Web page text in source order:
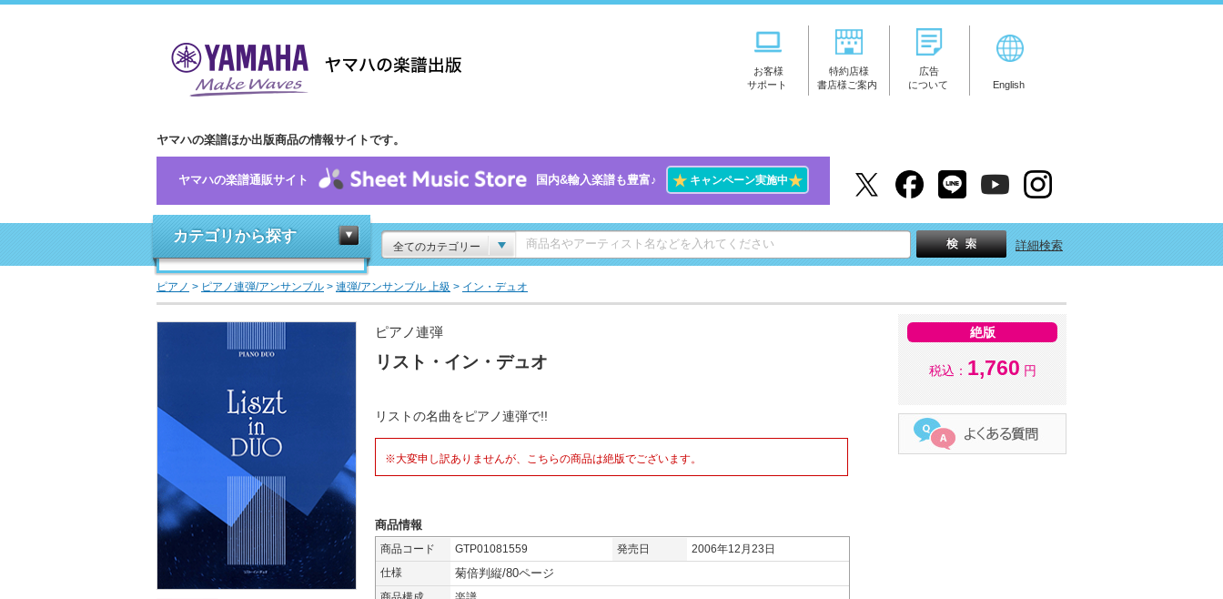
お客様
サポート
特約店様
書店様ご案内
広告
について
English
ヤマハの楽譜ほか出版商品の情報サイトです。
ヤマハの楽譜通販サイト 国内&輸入楽譜も豊富♪ ★キャンペーン実施中★
カテゴリから探す
全てのカテゴリー 詳細検索
ピアノ > ピアノ連弾/アンサンブル > 連弾/アンサンブル 上級 > イン・デュオ
ピアノ連弾
リスト・イン・デュオ
リストの名曲をピアノ連弾で!!
※大変申し訳ありませんが、こちらの商品は絶版でございます。
商品情報
商品コード GTP01081559 発売日
2006年12月23日
仕様
菊倍判縦/80ページ
絶版
税込： 1,760 円